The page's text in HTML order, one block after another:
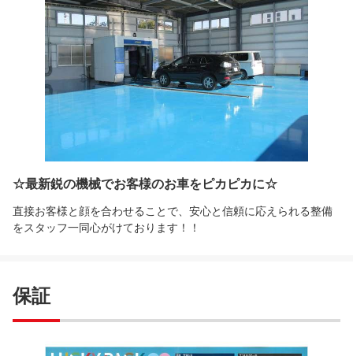
☆最新鋭の機械でお客様のお車をピカピカに☆
直接お客様と顔を合わせることで、安心と信頼に応えられる整備
をスタッフ一同心がけております！！
保証